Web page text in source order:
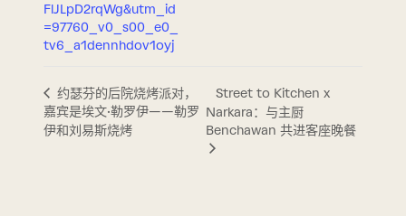
FlJLpD2rqWg&utm_id
=97760_v0_s00_e0_
tv6_a1dennhdov1oyj
约瑟芬的后院烧烤派对，
嘉宾是埃文·勒罗伊——勒罗
伊和刘易斯烧烤
Street to Kitchen x
Narkara：与主厨
Benchawan 共进客座晚餐